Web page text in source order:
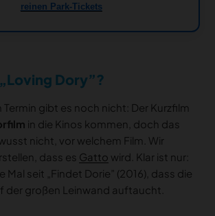
reinen Park-Tickets
Dory”?
Termin gibt es noch nicht: Der Kurzfilm
in die Kinos kommen, doch das
nicht, vor welchem Film. Wir
dass es Gatto wird. Klar ist nur:
Mal seit „Findet Dorie” (2016), dass die
der großen Leinwand auftaucht.